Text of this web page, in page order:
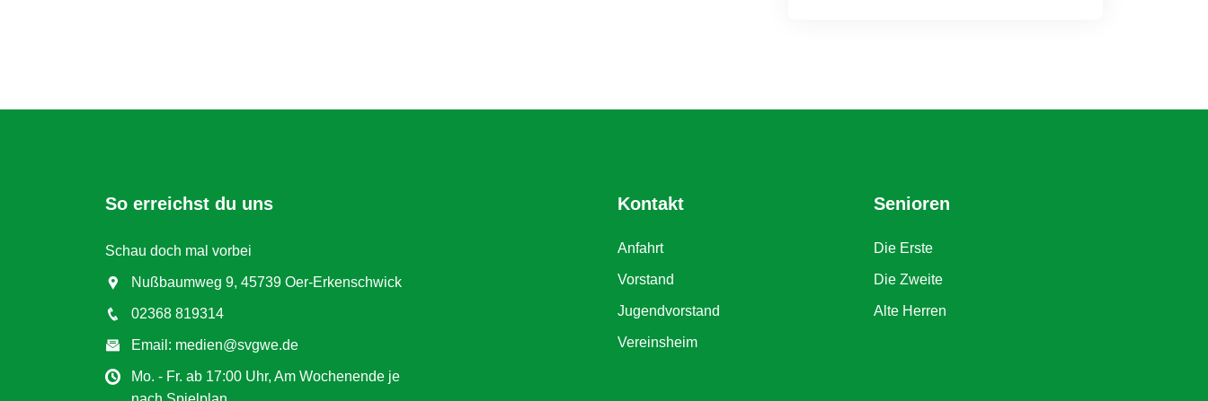
So erreichst du uns
Schau doch mal vorbei
Nußbaumweg 9, 45739 Oer-Erkenschwick
02368 819314
Email: medien@svgwe.de
Mo. - Fr. ab 17:00 Uhr, Am Wochenende je
Kontakt
Anfahrt
Vorstand
Jugendvorstand
Vereinsheim
Senioren
Die Erste
Die Zweite
Alte Herren